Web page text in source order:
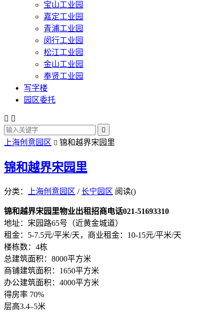
宝山工业园
嘉定工业园
青浦工业园
闵行工业园
松江工业园
金山工业园
奉贤工业园
写字楼
园区委托
 

上海创意园区  锦和越界宋园里
锦和越界宋园里
分类： 上海创意园区 /长宁园区 阅读()
锦和越界宋园里物业出租招商电话021-51693310
地址：宋园路65号（近黄金城道）
租金：5-7.5元/平米/天，商业租金：10-15元/平米/天
楼栋数：4栋
总建筑面积：8000平方米
商铺建筑面积：1650平方米
办公建筑面积：4000平方米
得房率 70%
层高3.4–5米